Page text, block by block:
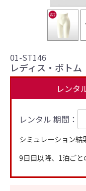
01-ST146
レディス・ボトム
レンタ
レンタル 期間：
シミュレーション結
9日目以降、1泊ごと